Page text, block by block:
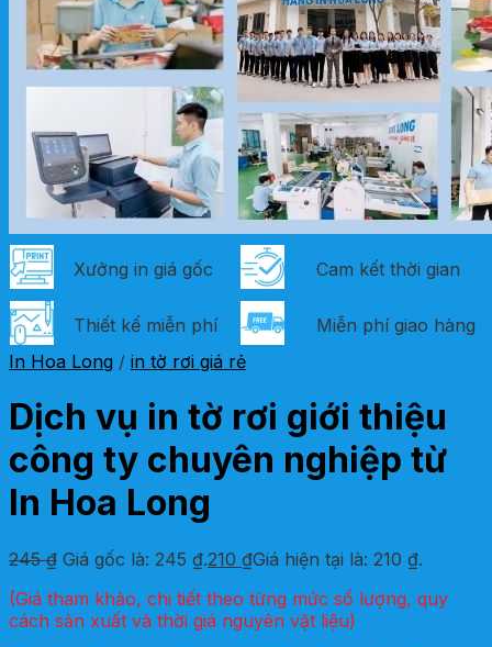
Xưởng in giá gốc Cam kết thời gian
Thiết kế miễn phí
Miễn phí giao hàng
In Hoa Long / in tờ rơi giá rẻ
Dịch vụ in tờ rơi giới thiệu
công ty chuyên nghiệp từ
In Hoa Long
245₫ Giá gốc là: 245 ₫.210 ₫Giá hiện tại là: 210 ₫.
(Giá tham khảo, chi tiết theo từng mức số lượng, quy
cách sản xuất và thời giá nguyên vật liệu)